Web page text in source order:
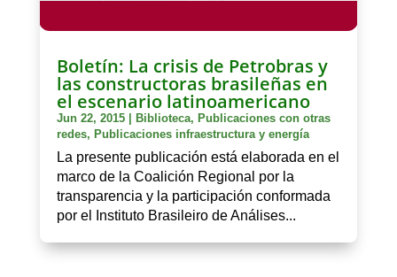
Boletín: La crisis de Petrobras y
las constructoras brasileñas en
el escenario latinoamericano
Jun 22, 2015| Biblioteca, Publicaciones con otras
redes, Publicaciones infraestructura y energía
La presente publicación está elaborada en el
marco de la Coalición Regional por la
transparencia y la participación conformada
por el Instituto Brasileiro de Análises...